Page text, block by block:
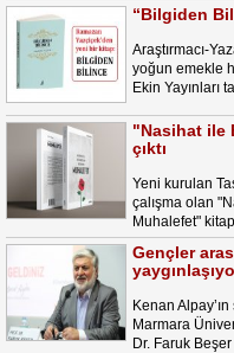
“Bilgiden
Araştırmacı-
yoğun emekle
Ekin Yayınları
"Nasihat ile
çıktı
Yeni kurulan
çalışma olan
Muhalefet"
Gençler
Kenan
Marmara
Dr. Faruk